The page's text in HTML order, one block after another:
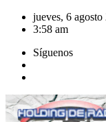
Saltar
jueves, 6 agosto
3:58 am
Síguenos